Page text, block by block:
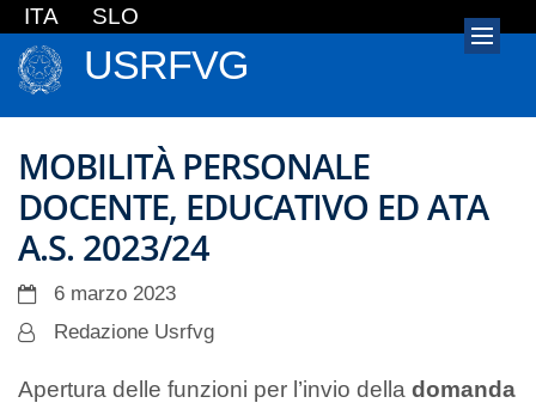
ITA SLO
USRFVG
MOBILITÀ PERSONALE
DOCENTE, EDUCATIVO ED ATA
A.S. 2023/24
6 marzo 2023
Redazione Usrfvg
Apertura delle funzioni per l’invio della domanda